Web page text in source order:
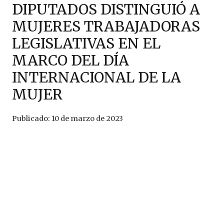
DIPUTADOS DISTINGUIÓ A
MUJERES TRABAJADORAS
LEGISLATIVAS EN EL
MARCO DEL DÍA
INTERNACIONAL DE LA
MUJER
Publicado: 10 de marzo de 2023